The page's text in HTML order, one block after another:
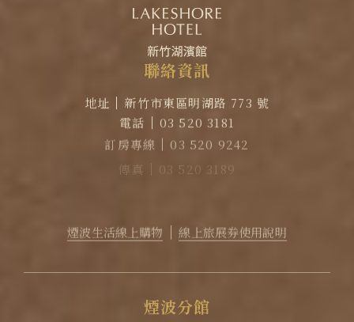
聯絡資訊
地址
新竹市東區明湖路 773 號
電話
03 520 3181
訂房專線
03 520 9242
reservation@lakeshore.com.tw
煙波生活線上購物
線上旅展券使用說明
煙波分館